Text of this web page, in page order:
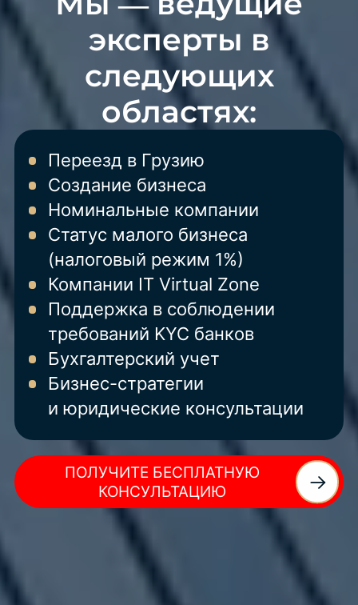
эксперты в
следующих
областях:
Переезд в Грузию
Создание бизнеса
Номинальные компании
Статус малого бизнеса
(налоговый режим 1%)
Компании IT Virtual Zone
Поддержка в соблюдении
требований KYC банков
Бухгалтерский учет
Бизнес-стратегии
и юридические консультации
ПОЛУЧИТЕ БЕСПЛАТНУЮ
КОНСУЛЬТАЦИЮ